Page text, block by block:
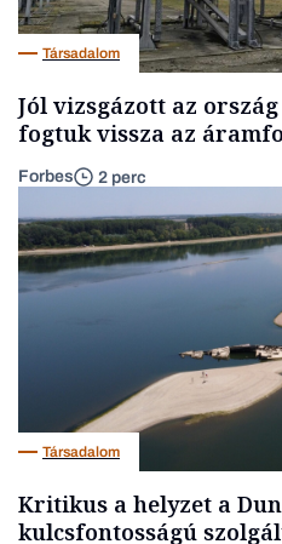
Társadalom
Jól vizsgázott az
fogtuk vissza az
Forbes 2 perc
Társadalom
Kritikus a helyzet a
kulcsfontosságú